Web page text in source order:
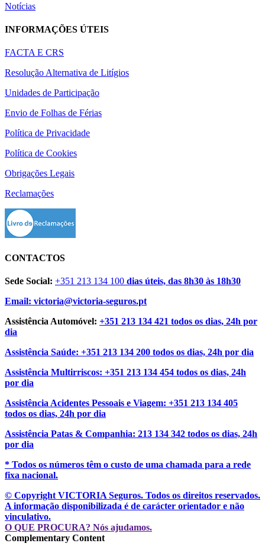
Notícias
INFORMAÇÕES ÚTEIS
FACTA E CRS
Resolução Alternativa de Litígios
Unidades de Participação
Envio de Folhas de Férias
Política de Privacidade
Política de Cookies
Obrigações Legais
Reclamações
CONTACTOS
Sede Social: +351 213 134 100 dias úteis, das 8h30 às 18h30
Email: victoria@victoria-seguros.pt
Assistência Automóvel: +351 213 134 421 todos os dias, 24h por
dia
Assistência Saúde: +351 213 134 200 todos os dias, 24h por dia
Assistência Multirriscos: +351 213 134 454 todos os dias, 24h
por dia
Assistência Acidentes Pessoais e Viagem: +351 213 134 405
todos os dias, 24h por dia
Assistência Patas & Companhia: 213 134 342 todos os dias, 24h
por dia
* Todos os números têm o custo de uma chamada para a rede
fixa nacional.
© Copyright VICTORIA Seguros. Todos os direitos reservados.
A informação disponibilizada é de carácter orientador e não
vinculativo.
O QUE PROCURA? Nós ajudamos.
Complementary Content